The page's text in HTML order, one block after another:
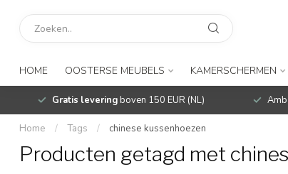
HOME OOSTERSE MEUBELS KAMERSCHERMEN
Gratis leveringboven 150 EUR (NL)
Home / Tags / chinese kussenhoezen
Producten getagd met